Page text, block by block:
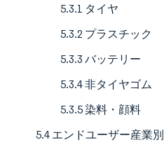
5.3.1 タイヤ
5.3.2 プラスチック
5.3.3 バッテリー
5.3.4 非タイヤゴム
5.3.5 染料・顔料
5.4 エンドユーザー産業別